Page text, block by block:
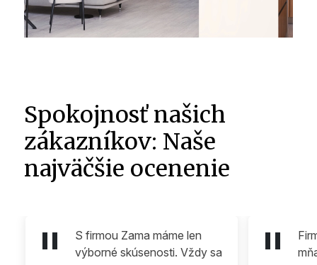
Spokojnosť našich
zákazníkov: Naše
najväčšie ocenenie
S firmou Zama máme len
výborné skúsenosti. Vždy sa